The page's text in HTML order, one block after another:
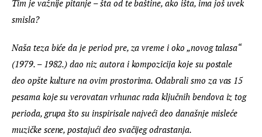
Tim je važnije pitanje – šta od te baštine, ako išta, ima još uvek
smisla?
Naša teza biće da je period pre, za vreme i oko „novog talasa“
(1979. – 1982.) dao niz autora i kompozicija koje su postale
deo opšte kulture na ovim prostorima. Odabrali smo za vas 15
pesama koje su verovatan vrhunac rada ključnih bendova iz tog
perioda, grupa što su inspirisale najveći deo današnje misleće
muzičke scene, postajući deo svačijeg odrastanja.